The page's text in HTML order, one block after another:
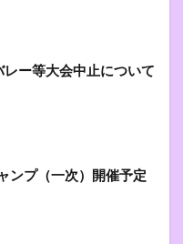
レー等大会中止について
ンプ（一次）開催予定